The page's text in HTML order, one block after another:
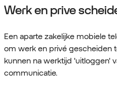
Werk en prive
Een aparte zakelijke mobiele
om werk en privé gescheiden
kunnen na werktijd 'uitloggen'
communicatie.